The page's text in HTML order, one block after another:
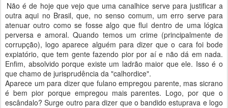
Não é de hoje que vejo que uma canalhice serve para justificar a
outra aqui no Brasil, que, no senso comum, um erro serve para
atenuar outro como se fosse algo que flui dentro de uma lógica
perversa e amoral. Quando temos um crime (principalmente de
corrupção), logo aparece alguém para dizer que o cara foi bode
expiatório, que tem gente fazendo pior por aí e não dá em nada.
Enfim, absolvido porque existe um ladrão maior que ele. Isso é o
que chamo de jurisprudência da "calhordice".
Aparece um para dizer que fulano empregou parente, mas sicrano
é bem pior porque empregou mais parentes. Logo, por que o
escândalo? Surge outro para dizer que o bandido estuprava e logo